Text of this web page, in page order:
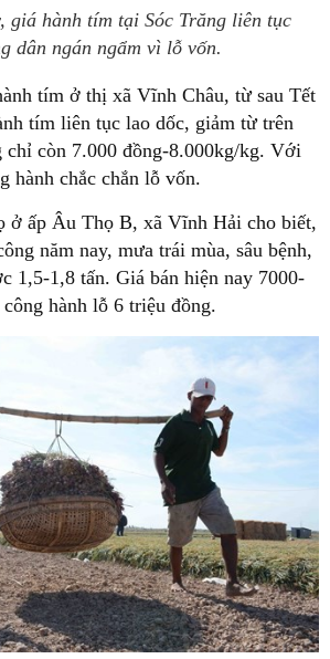
giá hành tím tại Sóc Trăng liên tục
dân ngán ngẩm vì lỗ vốn.
tím ở thị xã Vĩnh Châu, từ sau Tết
tím liên tục lao dốc, giảm từ trên
chỉ còn 7.000 đồng-8.000kg/kg. Với
hành chắc chắn lỗ vốn.
ở ấp Âu Thọ B, xã Vĩnh Hải cho biết,
năm nay, mưa trái mùa, sâu bệnh,
1,5-1,8 tấn. Giá bán hiện nay 7000-
hành lỗ 6 triệu đồng.